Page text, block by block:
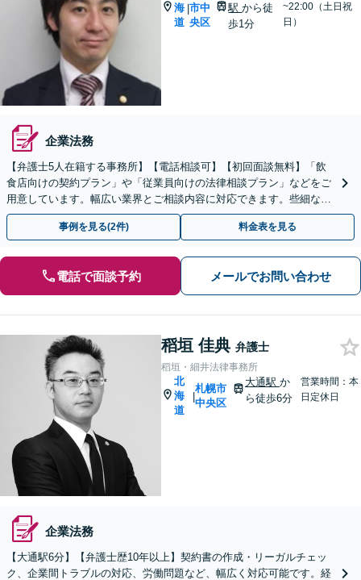
海
道
|市中
央区
駅から徒
歩1分
~22:00（土日祝
日）
企業法務
【弁護士5人在籍する事務所】【電話相談可】【初回面談無料】「飲
食店向けの契約プラン」や「従業員向けの法律相談プラン」などをご
用意しています。幅広い業界とご相談内容に対応できます。些細なこ
とでもご相談ください【西18丁目駅1分】
事例を見る(2件) 料金表を見る
電話で面談予約 メールでお問い合わせ
稻垣 佳典 弁護士
稻垣・細井法律事務所
北
海
道
|
札幌市
中央区
大通駅 か
ら徒歩6分
営業時間：本
日定休日
企業法務
【大通駅6分】【弁護士歴10年以上】契約書の作成・リーガルチェッ
ク、企業間トラブルの対応、労働問題など、幅広く対応可能です。経